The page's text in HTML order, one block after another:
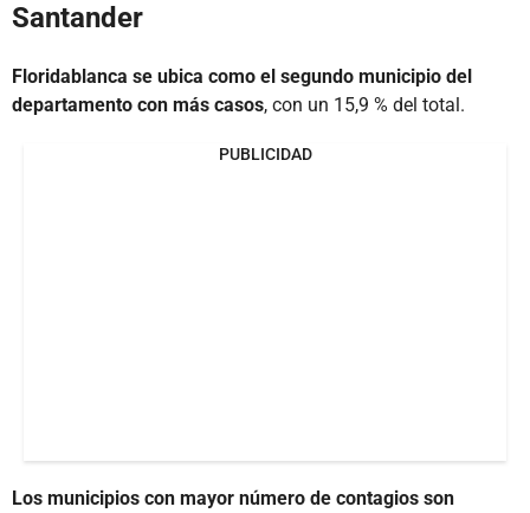
Santander
Floridablanca se ubica como el segundo municipio del
departamento con más casos, con un 15,9 % del total.
PUBLICIDAD
Los municipios con mayor número de contagios son